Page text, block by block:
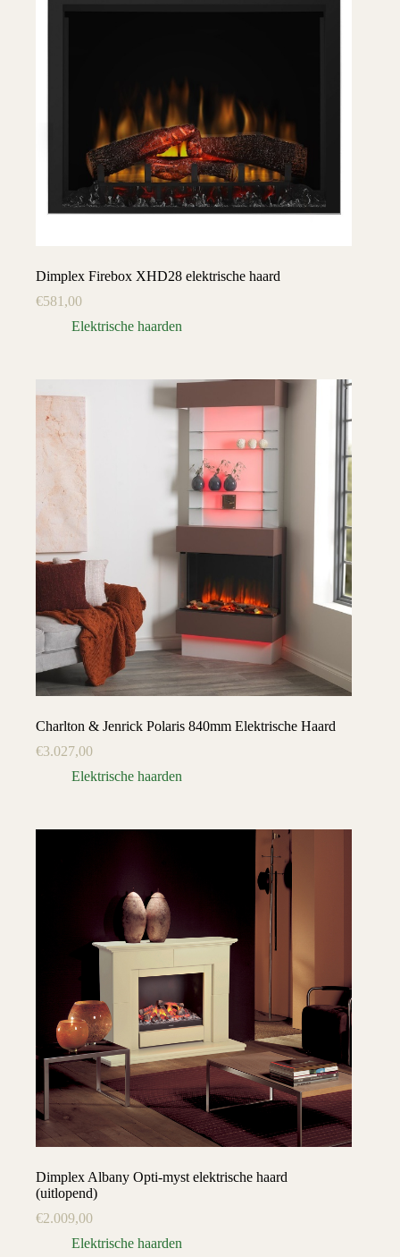
Dimplex Firebox XHD28 elektrische haard
€581,00
Elektrische haarden
Charlton & Jenrick Polaris 840mm Elektrische Haard
€3.027,00
Elektrische haarden
Dimplex Albany Opti-myst elektrische haard
(uitlopend)
€2.009,00
Elektrische haarden